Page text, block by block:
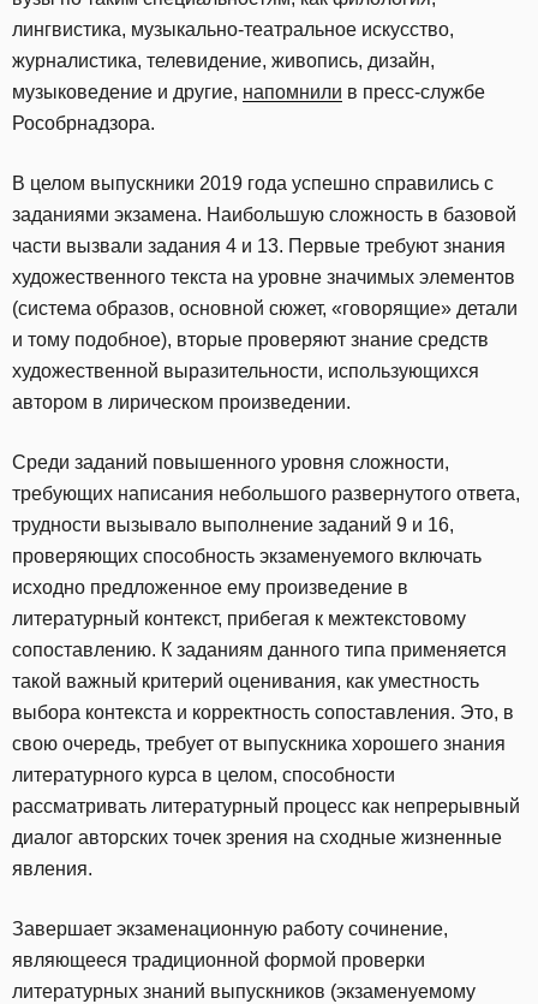
лингвистика, музыкально-театральное искусство,
журналистика, телевидение, живопись, дизайн,
музыковедение и другие, напомнили в пресс-службе
Рособрнадзора.
В целом выпускники 2019 года успешно справились с
заданиями экзамена. Наибольшую сложность в базовой
части вызвали задания 4 и 13. Первые требуют знания
художественного текста на уровне значимых элементов
(система образов, основной сюжет, «говорящие» детали
и тому подобное), вторые проверяют знание средств
художественной выразительности, использующихся
автором в лирическом произведении.
Среди заданий повышенного уровня сложности,
требующих написания небольшого развернутого ответа,
трудности вызывало выполнение заданий 9 и 16,
проверяющих способность экзаменуемого включать
исходно предложенное ему произведение в
литературный контекст, прибегая к межтекстовому
сопоставлению. К заданиям данного типа применяется
такой важный критерий оценивания, как уместность
выбора контекста и корректность сопоставления. Это, в
свою очередь, требует от выпускника хорошего знания
литературного курса в целом, способности
рассматривать литературный процесс как непрерывный
диалог авторских точек зрения на сходные жизненные
явления.
Завершает экзаменационную работу сочинение,
являющееся традиционной формой проверки
литературных знаний выпускников (экзаменуемому